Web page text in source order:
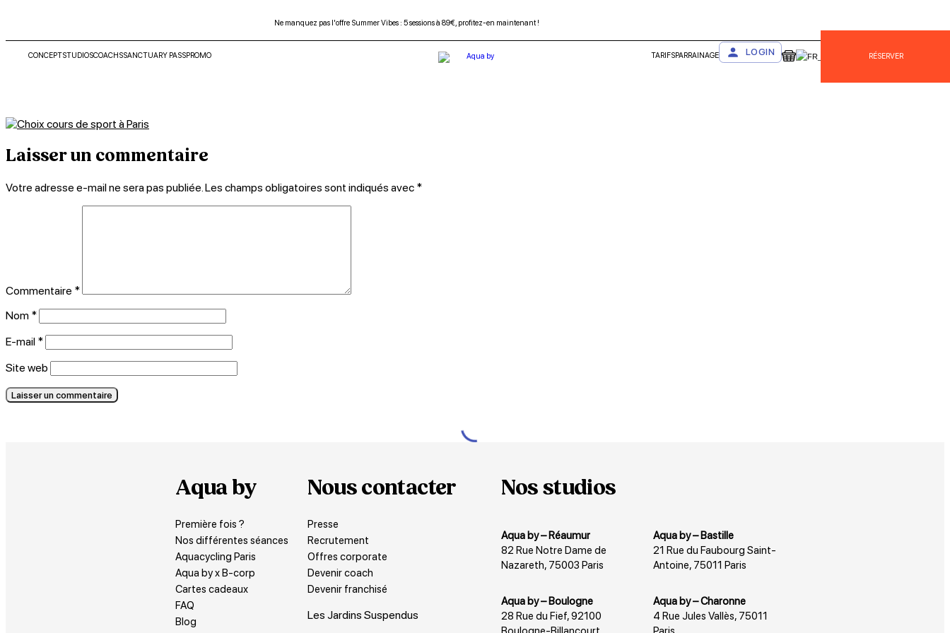
Ne manquez pas l'offre Summer Vibes : 5 sessions à 89€, profitez-en maintenant !
CONCEPTSTUDIOSCOACHSSANCTUARY PASSPROMO TARIFSPARRAINAGE LOGIN RÉSERVER
Laisser un commentaire
Votre adresse e-mail ne sera pas publiée.Les champs obligatoires sont indiqués avec *
Commentaire *
Nom *
E-mail *
Site web
Aqua by
Première fois ?
Nos différentes séances
Aquacycling Paris
Aqua by x B-corp
Cartes cadeaux
FAQ
Blog
Nous contacter
Presse
Recrutement
Offres corporate
Devenir coach
Devenir franchisé
Les Jardins Suspendus
Nos studios
Aqua by – Réaumur
82 Rue Notre Dame de
Nazareth, 75003 Paris
Aqua by – Boulogne
28 Rue du Fief, 92100
Aqua by – Bastille
21 Rue du Faubourg Saint-
Antoine, 75011 Paris
Aqua by – Charonne
4 Rue Jules Vallès, 75011